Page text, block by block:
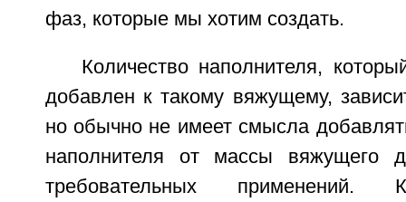
фаз, которые мы хотим создать.
Количество наполнителя,
добавлен к такому вяжущему,
но обычно не имеет смысла
наполнителя от массы вяжущего
требовательных применений.